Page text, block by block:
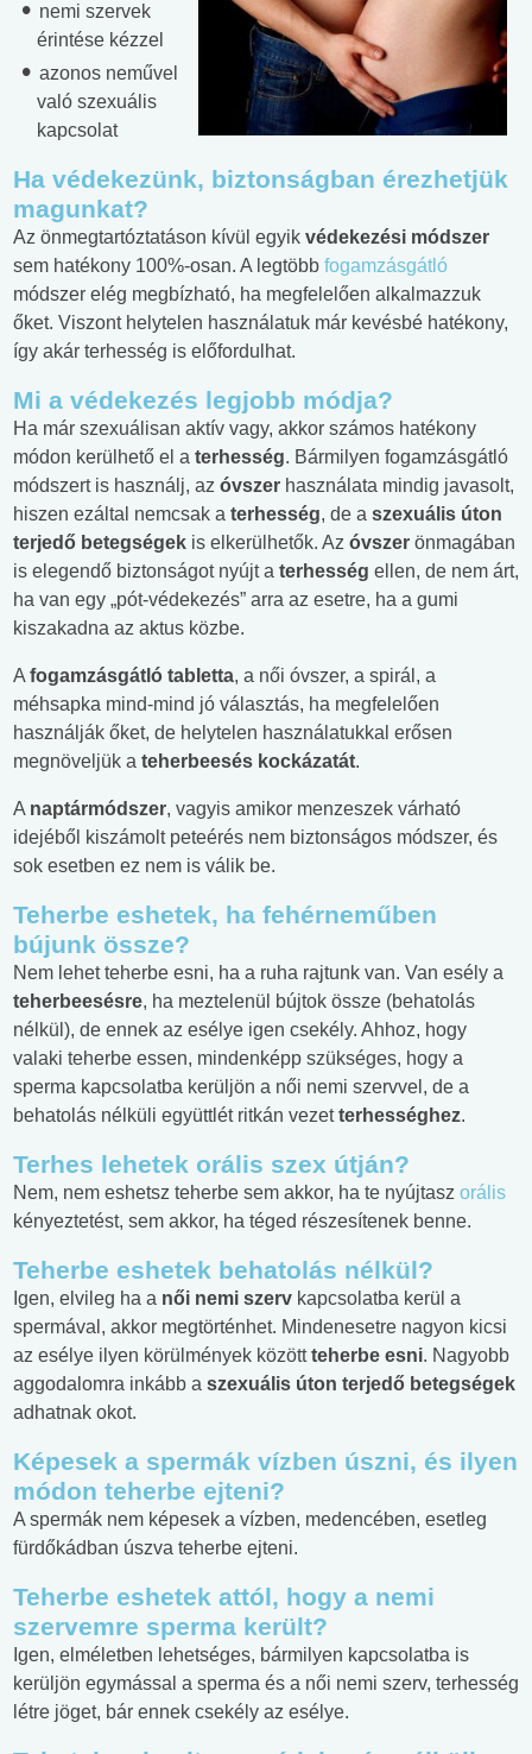
nemi szervek
érintése kézzel
azonos neművel
való szexuális
kapcsolat
Ha védekezünk, biztonságban érezhetjük
magunkat?
Az önmegtartóztatáson kívül egyik védekezési módszer
sem hatékony 100%-osan. A legtöbb fogamzásgátló
módszer elég megbízható, ha megfelelően alkalmazzuk
őket. Viszont helytelen használatuk már kevésbé hatékony,
így akár terhesség is előfordulhat.
Mi a védekezés legjobb módja?
Ha már szexuálisan aktív vagy, akkor számos hatékony
módon kerülhető el a terhesség. Bármilyen fogamzásgátló
módszert is használj, az óvszer használata mindig javasolt,
hiszen ezáltal nemcsak a terhesség, de a szexuális úton
terjedő betegségek is elkerülhetők. Az óvszer önmagában
is elegendő biztonságot nyújt a terhesség ellen, de nem árt,
ha van egy „pót-védekezés” arra az esetre, ha a gumi
kiszakadna az aktus közbe.
A fogamzásgátló tabletta, a női óvszer, a spirál, a
méhsapka mind-mind jó választás, ha megfelelően
használják őket, de helytelen használatukkal erősen
megnöveljük a teherbeesés kockázatát.
A naptármódszer, vagyis amikor menzeszek várható
idejéből kiszámolt peteérés nem biztonságos módszer, és
sok esetben ez nem is válik be.
Teherbe eshetek, ha fehérneműben
bújunk össze?
Nem lehet teherbe esni, ha a ruha rajtunk van. Van esély a
teherbeesésre, ha meztelenül bújtok össze (behatolás
nélkül), de ennek az esélye igen csekély. Ahhoz, hogy
valaki teherbe essen, mindenképp szükséges, hogy a
sperma kapcsolatba kerüljön a női nemi szervvel, de a
behatolás nélküli együttlét ritkán vezetterhességhez.
Terhes lehetek orális szex útján?
Nem, nem eshetsz teherbe sem akkor, ha te nyújtasz orális
kényeztetést, sem akkor, ha téged részesítenek benne.
Teherbe eshetek behatolás nélkül?
Igen, elvileg ha a női nemi szerv kapcsolatba kerül a
spermával, akkor megtörténhet. Mindenesetre nagyon kicsi
az esélye ilyen körülmények közöttteherbe esni. Nagyobb
aggodalomra inkább a szexuális úton terjedő betegségek
adhatnak okot.
Képesek a spermák vízben úszni, és ilyen
módon teherbe ejteni?
A spermák nem képesek a vízben, medencében, esetleg
fürdőkádban úszva teherbe ejteni.
Teherbe eshetek attól, hogy a nemi
szervemre sperma került?
Igen, elméletben lehetséges, bármilyen kapcsolatba is
kerüljön egymással a sperma és a női nemi szerv, terhesség
létre jöget, bár ennek csekély az esélye.